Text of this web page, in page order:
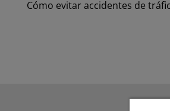
Cómo evitar accidentes de